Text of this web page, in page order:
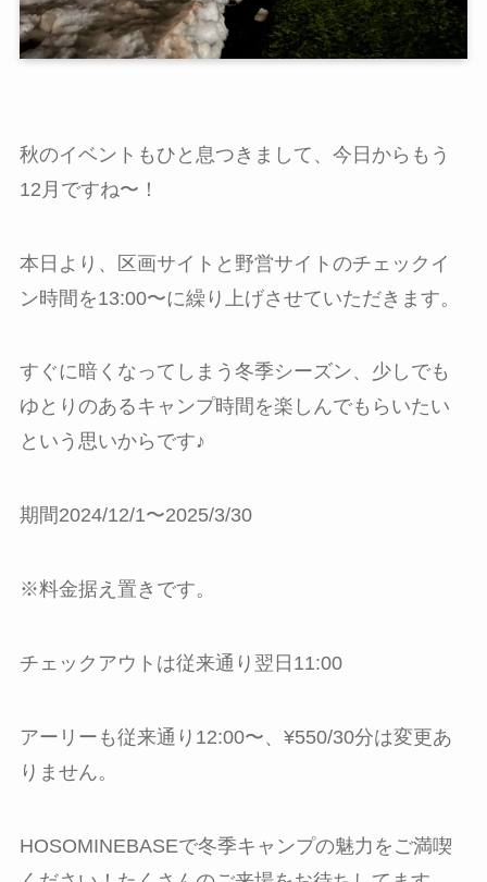
秋のイベントもひと息つきまして、今日からもう
12月ですね〜！
本日より、区画サイトと野営サイトのチェックイ
ン時間を13:00〜に繰り上げさせていただきます。
すぐに暗くなってしまう冬季シーズン、少しでも
ゆとりのあるキャンプ時間を楽しんでもらいたい
という思いからです♪
期間2024/12/1〜2025/3/30
※料金据え置きです。
チェックアウトは従来通り翌日11:00
アーリーも従来通り12:00〜、¥550/30分は変更あ
りません。
HOSOMINEBASEで冬季キャンプの魅力をご満喫